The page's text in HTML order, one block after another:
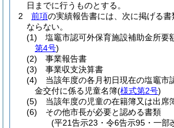
日までに行うものとする。
2
前項の実績報告書には、次に掲げる
ならない。
(1)
塩竈市認可外保育施設補助金所要
第4号)
(2)
事業報告書
(3)
事業収支決算書
(4)
当該年度の各月初日現在の塩竈市
金交付に係る児童名簿(様式第2号)
(5)
当該年度の児童の在籍簿又は出席
(6)
その他市長が必要と認める書類
(平21告示23・令6告示95・一部